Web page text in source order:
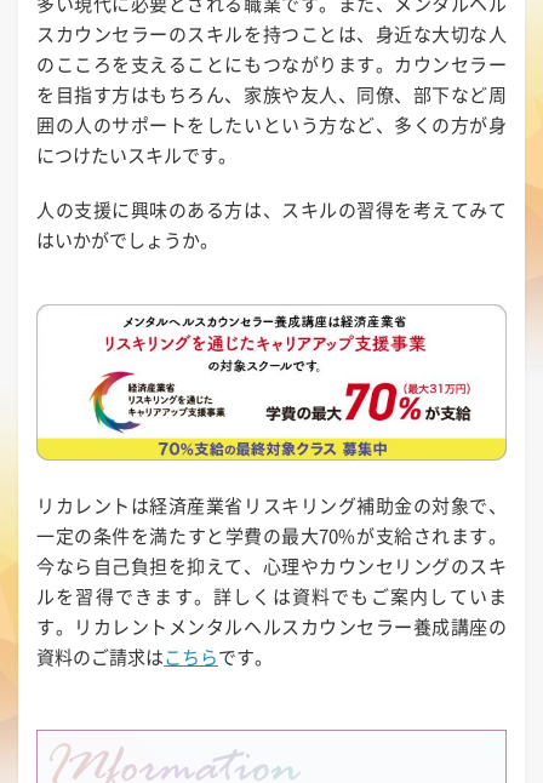
スカウンセラーのスキルを持つことは、身近な大切な人
のこころを支えることにもつながります。カウンセラー
を目指す方はもちろん、家族や友人、同僚、部下など周
囲の人のサポートをしたいという方など、多くの方が身
につけたいスキルです。
人の支援に興味のある方は、スキルの習得を考えてみて
はいかがでしょうか。
リカレントは経済産業省リスキリング補助金の対象で、
一定の条件を満たすと学費の最大70%が支給されます。
今なら自己負担を抑えて、心理やカウンセリングのスキ
ルを習得できます。詳しくは資料でもご案内していま
す。リカレントメンタルヘルスカウンセラー養成講座の
資料のご請求はこちらです。